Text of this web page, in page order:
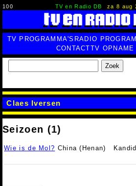
100 TV en Radio DB za 8 aug
TV PROGRAMMA'S RADIO
CONTACTTV OPNAME
Zoek
Claes Iversen
Seizoen (1)
Wie is de Mol? China (Henan)